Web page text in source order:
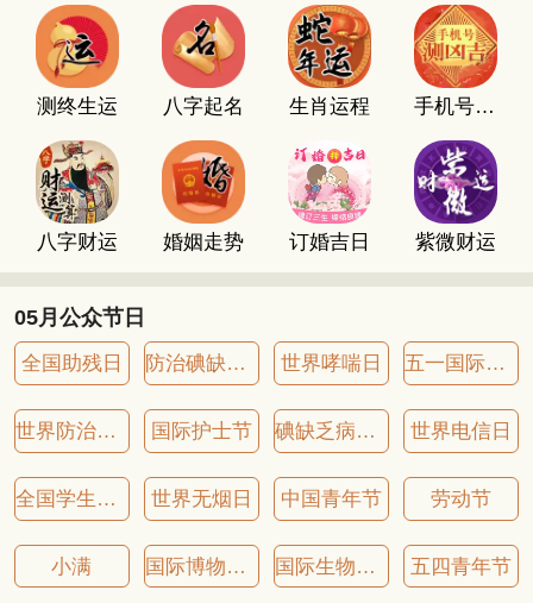
测终生运 八字起名 生肖运程 手机号码测吉凶
八字财运 婚姻走势 订婚吉日 紫微财运
05月公众节日
全国助残日 防治碘缺乏病日 世界哮喘日 五一国际劳动节
世界防治哮喘日 国际护士节 碘缺乏病防治日 世界电信日
全国学生营养日 世界无烟日 中国青年节 劳动节
小满 国际博物馆日 国际生物多样性日 五四青年节